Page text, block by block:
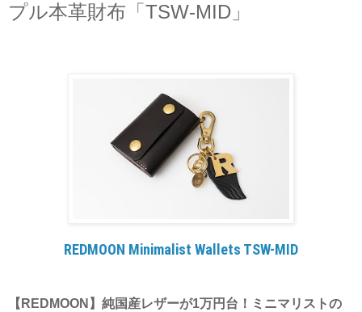
プル本革財布「TSW-MID」
REDMOON Minimalist Wallets TSW-MID
【REDMOON】純国産レザーが1万円台！ミニマリストの